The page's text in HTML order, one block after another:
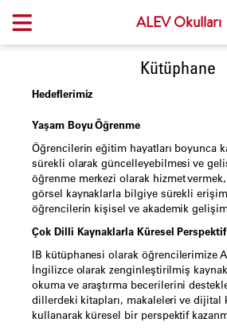
ALEV Okulları